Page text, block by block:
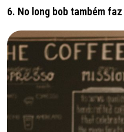
6. No long bob também